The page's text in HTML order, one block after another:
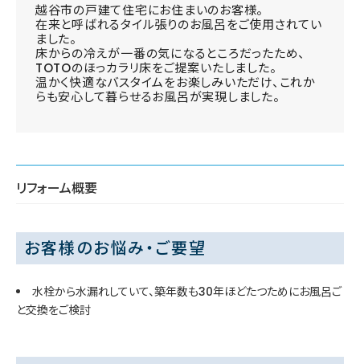
越谷市の戸建て住宅にお住まいのお客様。
在来と呼ばれるタイル張りのお風呂をご使用されてい
ました。
床からの冷えが一番の気になるところだったため、
TOTOのほっカラリ床をご提案いたしました。
温かく快適なバスタイムをお楽しみいただけ、これか
らも安心して暮らせるお風呂が実現しました。
リフォーム概要
お客様のお悩み・ご要望
水栓から水漏れしていて、築年数も30年ほどたつためにお風呂ご
と交換をご検討